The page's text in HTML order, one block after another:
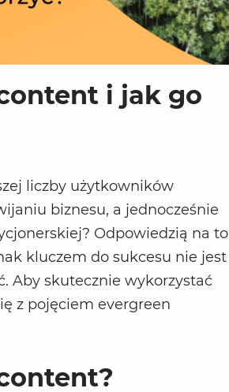
i jak go
liczby użytkowników
biznesu, a jednocześnie
Odpowiedzią na to
kluczem do sukcesu nie jest
Aby skutecznie wykorzystać
z pojęciem evergreen